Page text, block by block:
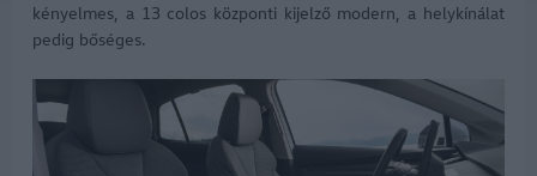
kényelmes, a 13 colos központi kijelző modern, a helykínálat
pedig bőséges.